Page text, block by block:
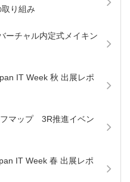
り組み
ーチャル内定式メイキン
IT Week 秋 出展レポ
マップ 3R推進イベン
IT Week 春 出展レポ